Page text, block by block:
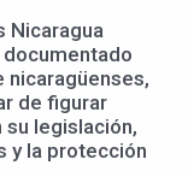
Nicaragua
documentado
de figurar
su legislación,
y la protección